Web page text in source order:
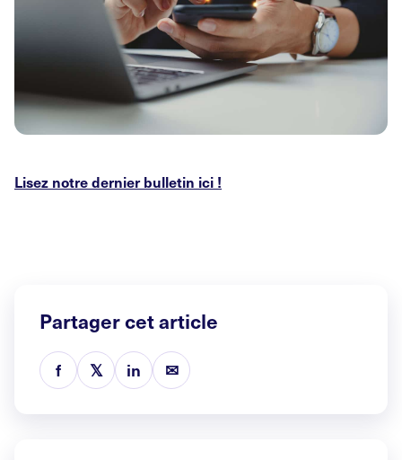
Lisez notre dernier bulletin ici !
Partager cet article
f 𝕏 in ✉